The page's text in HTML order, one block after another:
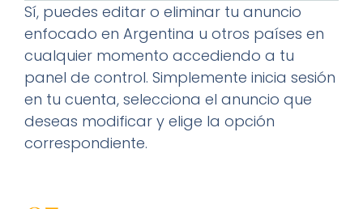
Sí, puedes editar o eliminar tu anuncio
enfocado en Argentina u otros países en
cualquier momento accediendo a tu
panel de control. Simplemente inicia sesión
en tu cuenta, selecciona el anuncio que
deseas modificar y elige la opción
correspondiente.